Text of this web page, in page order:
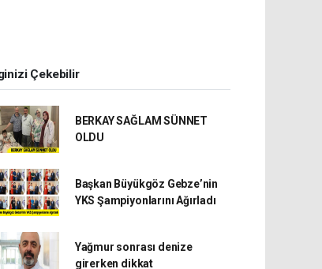
Çekebilir
BERKAY SAĞLAM SÜNNET
OLDU
Başkan Büyükgöz Gebze’nin
YKS Şampiyonlarını Ağırladı
Yağmur sonrası denize
girerken dikkat